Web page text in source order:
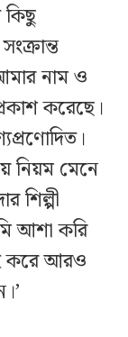
কিছু
নাম ও
করেছে।
নিয়ম মেনে
শিল্পী
আশা করি
করে আরও